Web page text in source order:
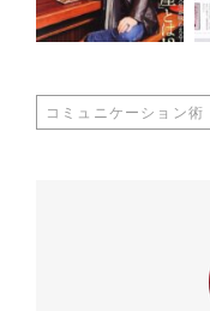
TAGS
コミュニケーション術